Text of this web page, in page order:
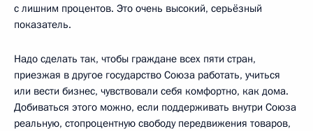
с лишним процентов. Это очень высокий, серьёзный
показатель.
Надо сделать так, чтобы граждане всех пяти стран,
приезжая в другое государство Союза работать, учиться
или вести бизнес, чувствовали себя комфортно, как дома.
Добиваться этого можно, если поддерживать внутри Союза
реальную, стопроцентную свободу передвижения товаров,